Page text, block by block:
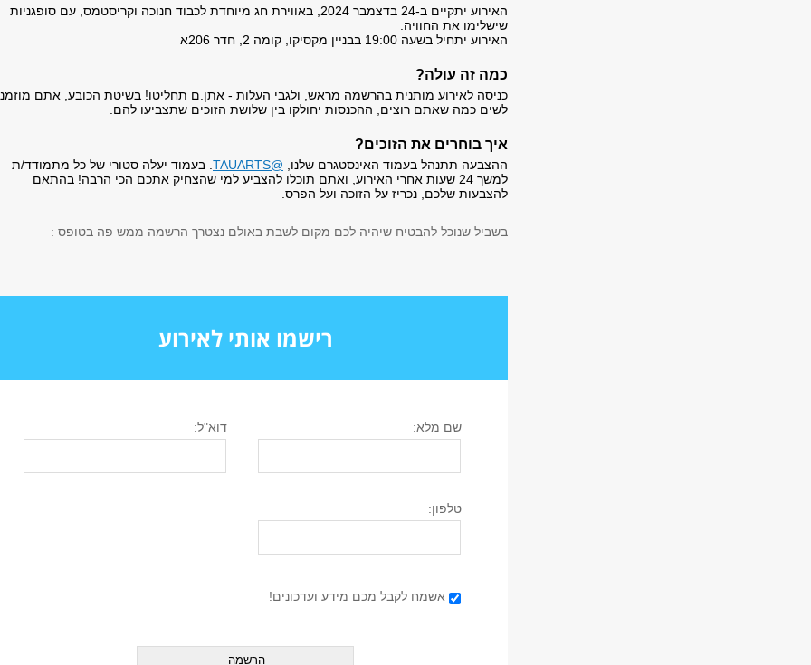
האירוע יתקיים ב-24 בדצמבר 2024, באווירת חג מיוחדת לכבוד חנוכה וקריסטמס, עם סופגניות
שישלימו את החוויה.
האירוע יתחיל בשעה 19:00 בבניין מקסיקו, קומה 2, חדר 206א
כמה זה עולה?
כניסה לאירוע מותנית בהרשמה מראש, ולגבי העלות - אתן.ם תחליטו! בשיטת הכובע, אתם
לשים כמה שאתם רוצים, ההכנסות יחולקו בין שלושת הזוכים שתצביעו להם.
איך בוחרים את הזוכים?
ההצבעה תתנהל בעמוד האינסטגרם שלנו, @TAUARTS
. בעמוד יעלה סטורי של כל מתמודד/ת
למשך 24 שעות אחרי האירוע, ואתם תוכלו להצביע למי שהצחיק אתכם הכי הרבה! בהתאם
להצבעות שלכם, נכריז על הזוכה ועל הפרס.
בשביל שנוכל להבטיח שיהיה לכם מקום לשבת באולם נצטרך הרשמה ממש פה בטופס :
רישמו אותי לאירוע
שם מלא: דוא"ל:
טלפון:
אישור קבלת תוכן מאוניברסיטת ת"א?
אשמח לקבל מכם מידע ועדכונים!